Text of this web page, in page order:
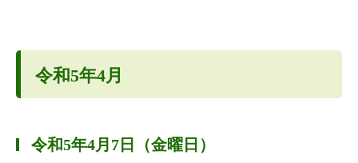
令和5年4月
令和5年4月7日（金曜日）